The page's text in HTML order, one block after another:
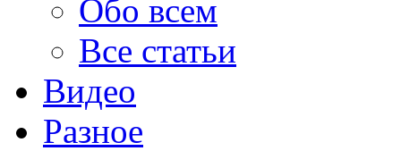
Обо всем
Все статьи
Видео
Разное